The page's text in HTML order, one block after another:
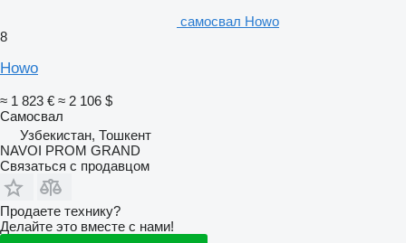
самосвал Howo
8
Howo
≈ 1 823 € ≈ 2 106 $
Самосвал
Узбекистан, Тошкент
NAVOI PROM GRAND
Связаться с продавцом
Продаете технику?
Делайте это вместе с нами!